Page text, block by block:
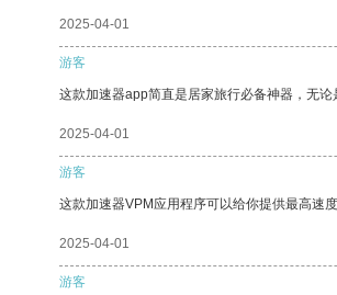
2025-04-01
游客
这款加速器app简直是居家旅行必备神器，无
2025-04-01
游客
这款加速器VPM应用程序可以给你提供最高速
2025-04-01
游客